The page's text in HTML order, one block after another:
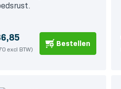
excl BTW)
Bestellen